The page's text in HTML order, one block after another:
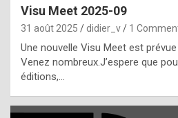
g
h
t
f
Visu Meet 2025-09
31 août 2025 didier_v 1
Une nouvelle Visu Meet est
Venez nombreux.J’espere que
éditions,…